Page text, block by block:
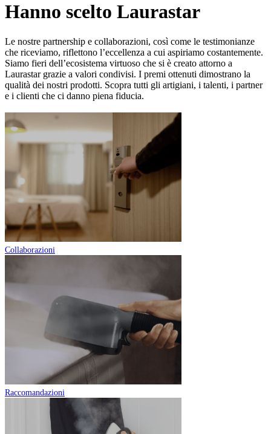
Hanno scelto Laurastar
Le nostre partnership e collaborazioni, così come le testimonianze
che riceviamo, riflettono l’eccellenza a cui aspiriamo costantemente.
Siamo fieri dell’ecosistema virtuoso che si è creato attorno a
Laurastar grazie a valori condivisi. I premi ottenuti dimostrano la
qualità dei nostri prodotti. Scopra tutti gli artigiani, i talenti, i partner
e i clienti che ci danno piena fiducia.
Collaborazioni
Raccomandazioni